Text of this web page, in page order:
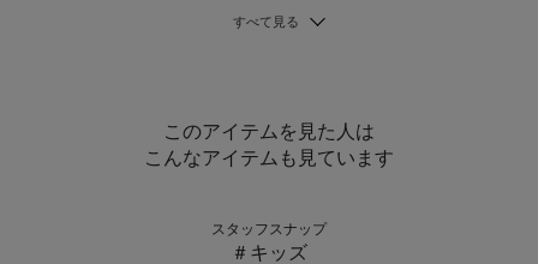
このアイテムを見た人は
こんなアイテムも見ています
スタッフスナップ
＃キッズ